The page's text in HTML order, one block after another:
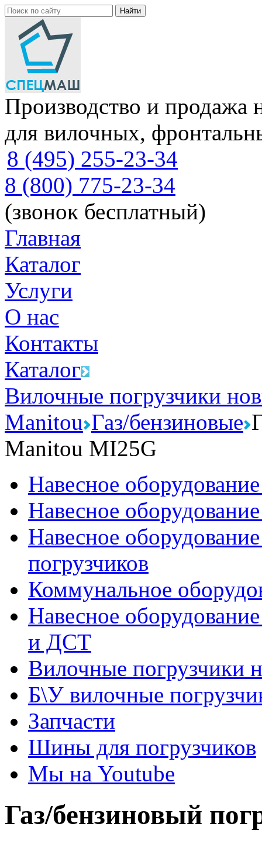
Производство и продажа
для вилочных,
8 (495) 255-23-34
8 (800) 775-23-34
(звонок бесплатный)
Главная
Каталог
Услуги
О нас
Контакты
Каталог
Вилочные погрузчики
Manitou Газ/бензиновые
Manitou MI25G
Навесное
Навесное
Навесное
погрузчиков
Коммунальное
Навесное
и ДСТ
Вилочные погрузчики
Б\У вилочные
Запчасти
Шины для погрузчиков
Мы на Youtube
Газ/бензиновый